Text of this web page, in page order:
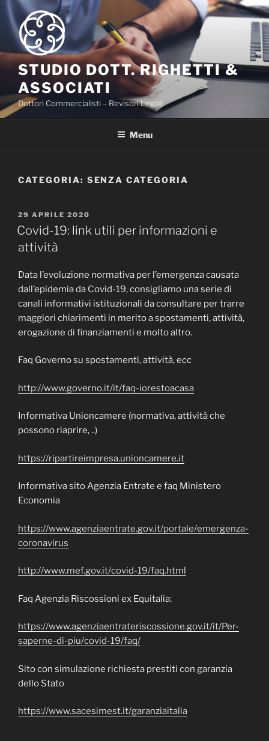
Salta
contenuto
STUDIO DOTT. RIGHETTI &
ASSOCIATI
Dottori Commercialisti – Revisori Legali
Menu
CATEGORIA: SENZA CATEGORIA
PUBBLICATO
IL
29 APRILE 2020
Covid-19: link utili per informazioni e
attività
Data l’evoluzione normativa per l’emergenza causata
dall’epidemia da Covid-19, consigliamo una serie di
canali informativi istituzionali da consultare per trarre
maggiori chiarimenti in merito a spostamenti, attività,
erogazione di finanziamenti e molto altro.
Faq Governo su spostamenti, attività, ecc
http://www.governo.it/it/faq-iorestoacasa
Informativa Unioncamere (normativa, attività che
possono riaprire, ..)
https://ripartireimpresa.unioncamere.it
Informativa sito Agenzia Entrate e faq Ministero
Economia
https://www.agenziaentrate.gov.it/portale/emergenza-
coronavirus
http://www.mef.gov.it/covid-19/faq.html
Faq Agenzia Riscossioni ex Equitalia:
https://www.agenziaentrateriscossione.gov.it/it/Per-
saperne-di-piu/covid-19/faq/
Sito con simulazione richiesta prestiti con garanzia
dello Stato
https://www.sacesimest.it/garanziaitalia